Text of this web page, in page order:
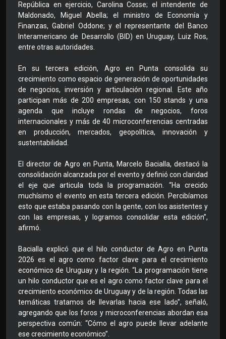
República en ejercicio, Carolina Cosse; el intendente de
Maldonado, Miguel Abella; el ministro de Economía y
Finanzas, Gabriel Oddone; y el representante del Banco
Interamericano de Desarrollo (BID) en Uruguay, Luiz Ros,
entre otras autoridades.
En su tercera edición, Agro en Punta consolida su
crecimiento como espacio de generación de oportunidades
de negocios, inversión y articulación regional. Este año
participan más de 200 empresas, con 150 stands y una
agenda que incluye rondas de negocios, foros
internacionales y más de 40 microconferencias centradas
en producción, mercados, geopolítica, innovación y
sustentabilidad.
El director de Agro en Punta, Marcelo Bacialla, destacó la
consolidación alcanzada por el evento y definió con claridad
el eje que articula toda la programación. “Ha crecido
muchísimo el evento en esta tercera edición. Percibíamos
esto que estaba pasando con la gente, con los asistentes y
con las empresas, y logramos consolidar esta edición”,
afirmó.
Bacialla explicó que el hilo conductor de Agro en Punta
2026 es el agro como factor clave para el crecimiento
económico de Uruguay y la región. “La programación tiene
un hilo conductor que es el agro como factor clave para el
crecimiento económico de Uruguay y de la región. Todas las
temáticas tratamos de llevarlas hacia ese lado”, señaló,
agregando que los foros y microconferencias abordan esa
perspectiva común: “Cómo el agro puede llevar adelante
ese crecimiento económico”.